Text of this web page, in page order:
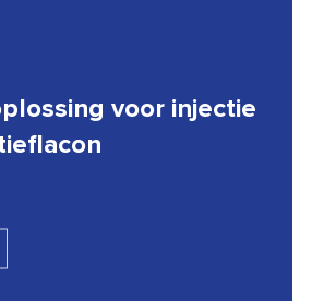
voor injectie